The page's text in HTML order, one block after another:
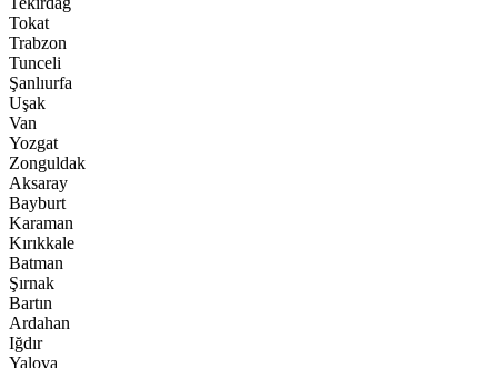
Tokat
Trabzon
Tunceli
Şanlıurfa
Uşak
Van
Yozgat
Zonguldak
Aksaray
Bayburt
Karaman
Kırıkkale
Batman
Şırnak
Bartın
Ardahan
Iğdır
Yalova